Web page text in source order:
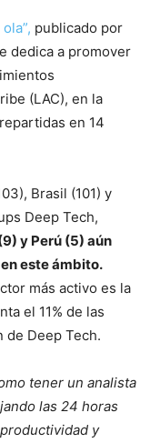
publicado por
dedica a promover
(LAC), en la
en 14
Brasil (101) y
Deep Tech,
y Perú (5) aún
este ámbito.
más activo es la
el 11% de las
de Deep Tech.
tener un analista
las 24 horas
y